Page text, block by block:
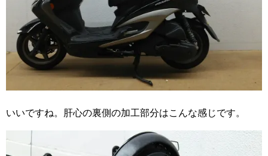
いいですね。肝心の裏側の加工部分はこんな感じです。